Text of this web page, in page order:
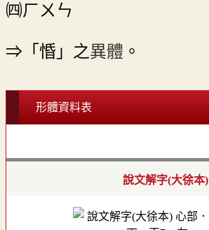
㈣ㄏㄨㄣ
⇒「惛」之異體 。
形體資料表
說文解字(大徐本)